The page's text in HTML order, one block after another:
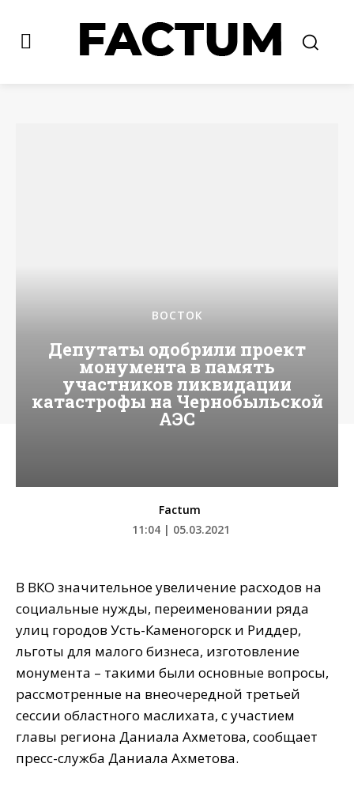
ВОСТОК
Депутаты одобрили проект
монумента в память
участников ликвидации
катастрофы на Чернобыльской
АЭС
Factum
11:04 | 05.03.2021
В ВКО значительное увеличение расходов на
социальные нужды, переименовании ряда
улиц городов Усть-Каменогорск и Риддер,
льготы для малого бизнеса, изготовление
монумента – такими были основные вопросы,
рассмотренные на внеочередной третьей
сессии областного маслихата, с участием
главы региона Даниала Ахметова, сообщает
пресс-служба Даниала Ахметова.